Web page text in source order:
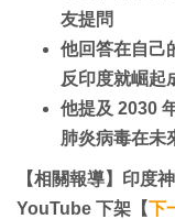
友提問
他回答在自己
反印度就崛起
他提及 2030
肺炎病毒在未
【相關報導】印度
YouTube 下架【下